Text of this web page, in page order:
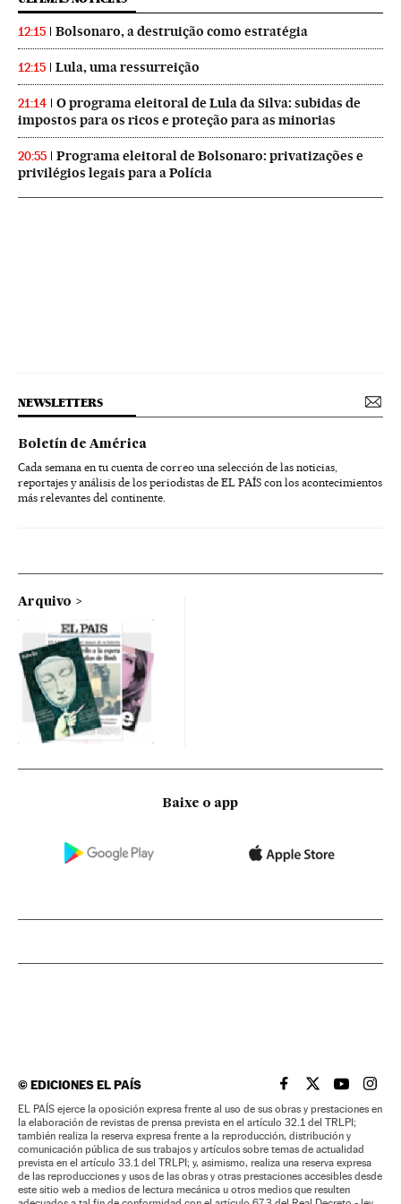
12:15 Bolsonaro, a destruição como estratégia
12:15 Lula, uma ressurreição
21:14
O programa eleitoral de Lula da Silva: subidas de
impostos para os ricos e proteção para as minorias
20:55
Programa eleitoral de Bolsonaro: privatizações e
privilégios legais para a Polícia
NEWSLETTERS
Boletín de América
Cada semana en tu cuenta de correo una selección de las noticias,
reportajes y análisis de los periodistas de EL PAÍS con los acontecimientos
más relevantes del continente.
Arquivo
Baixe o app
©EDICIONES EL PAÍS EL PAÍS BRASIL EN
EL PAÍSEL PAÍS
EL
EL PAÍS ejerce la oposición expresa frente al uso de sus obras y prestaciones en
la elaboración de revistas de prensa prevista en el artículo 32.1 del TRLPI;
también realiza la reserva expresa frente a la reproducción, distribución y
comunicación pública de sus trabajos y artículos sobre temas de actualidad
prevista en el artículo 33.1 del TRLPI; y, asimismo, realiza una reserva expresa
de las reproducciones y usos de las obras y otras prestaciones accesibles desde
este sitio web a medios de lectura mecánica u otros medios que resulten